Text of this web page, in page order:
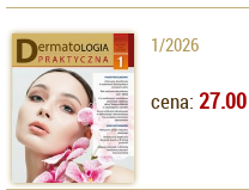
1/2026
cena: 27.00